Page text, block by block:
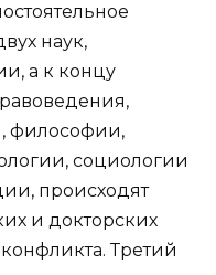
наук,
а к концу
философии,
социологии
происходят
и докторских
Третий